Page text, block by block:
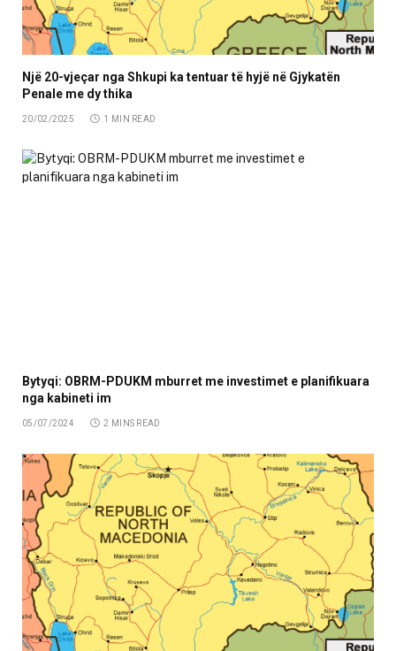
Një 20-vjeçar nga Shkupi ka tentuar të hyjë në Gjykatën
Penale me dy thika
20/02/2025 1 MIN READ
Bytyqi: OBRM-PDUKM mburret me investimet e planifikuara
nga kabineti im
05/07/2024 2 MINS READ